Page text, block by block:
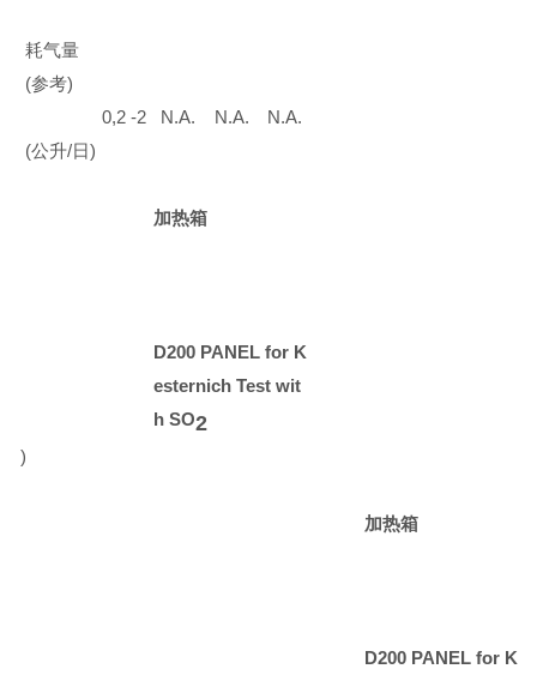
耗气量
(参考)
0,2 -2
N.A. N.A.
N.A.
(公升/日)
加热箱
D200 PANEL for K
esternich Test wit
h SO2
)
加热箱
D200 PANEL for K